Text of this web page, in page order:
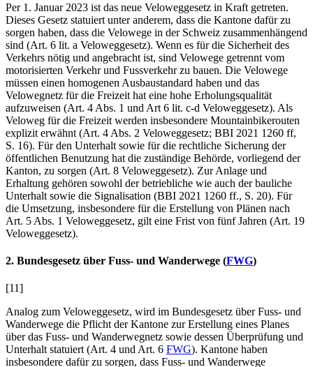
Per 1. Januar 2023 ist das neue Veloweggesetz in Kraft getreten.
Dieses Gesetz statuiert unter anderem, dass die Kantone dafür zu
sorgen haben, dass die Velowege in der Schweiz zusammenhängend
sind (Art. 6 lit. a Veloweggesetz). Wenn es für die Sicherheit des
Verkehrs nötig und angebracht ist, sind Velowege getrennt vom
motorisierten Verkehr und Fussverkehr zu bauen. Die Velowege
müssen einen homogenen Ausbaustandard haben und das
Velowegnetz für die Freizeit hat eine hohe Erholungsqualität
aufzuweisen (Art. 4 Abs. 1 und Art 6 lit. c-d Veloweggesetz). Als
Veloweg für die Freizeit werden insbesondere Mountainbikerouten
explizit erwähnt (Art. 4 Abs. 2 Veloweggesetz; BBI 2021 1260 ff,
S. 16). Für den Unterhalt sowie für die rechtliche Sicherung der
öffentlichen Benutzung hat die zuständige Behörde, vorliegend der
Kanton, zu sorgen (Art. 8 Veloweggesetz). Zur Anlage und
Erhaltung gehören sowohl der betriebliche wie auch der bauliche
Unterhalt sowie die Signalisation (BBI 2021 1260 ff., S. 20). Für
die Umsetzung, insbesondere für die Erstellung von Plänen nach
Art. 5 Abs. 1 Veloweggesetz, gilt eine Frist von fünf Jahren (Art. 19
Veloweggesetz).
2. Bundesgesetz über Fuss- und Wanderwege (FWG)
[11]
Analog zum Veloweggesetz, wird im Bundesgesetz über Fuss- und
Wanderwege die Pflicht der Kantone zur Erstellung eines Planes
über das Fuss- und Wanderwegnetz sowie dessen Überprüfung und
Unterhalt statuiert (Art. 4 und Art. 6 FWG). Kantone haben
insbesondere dafür zu sorgen, dass Fuss- und Wanderwege